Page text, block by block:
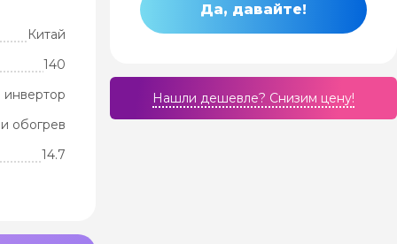
Китай
140
обогрев
14.7
Да, давайте!
Нашли дешевле? Cнизим цену!